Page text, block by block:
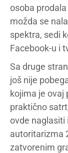
osoba
možda se
spektra, sedi
Facebook-u i
Sa druge
još nije
kojima je ovaj
praktično
ovde naglasiti
autoritarizma
zatvorenim